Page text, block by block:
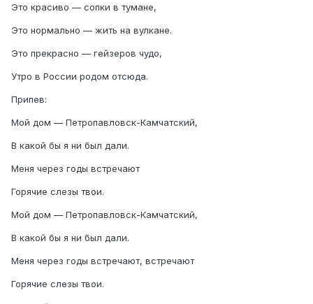
Это красиво — сопки в тумане,
Это нормально — жить на вулкане.
Это прекрасно — гейзеров чудо,
Утро в России родом отсюда.
Припев:
Мой дом — Петропавловск-Камчатский,
В какой бы я ни был дали.
Меня через годы встречают
Горячие слезы твои.
Мой дом — Петропавловск-Камчатский,
В какой бы я ни был дали.
Меня через годы встречают, встречают
Горячие слезы твои.